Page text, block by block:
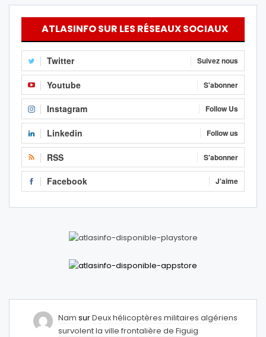
ATLASINFO SUR LES RÉSEAUX SOCIAUX
Twitter Suivez nous
Youtube S'abonner
Instagram Follow Us
Linkedin Follow us
RSS S'abonner
Facebook J'aime
Nam surDeux hélicoptères militaires algériens
survolent la ville frontalière de Figuig